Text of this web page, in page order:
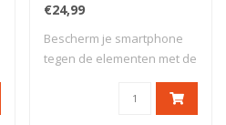
€24,99
Bescherm je smartphone
tegen de elementen met de